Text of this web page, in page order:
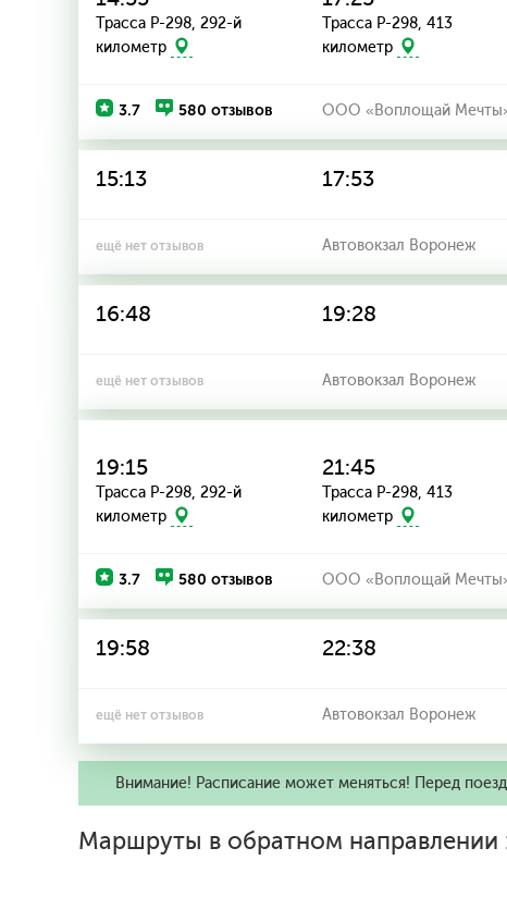
Трасса Р-298, 292-й
километр
Трасса Р-298, 413
километр
3.7 580 отзывов ООО «Воплощай
15:13 17:53
ещё нет отзывов Автовокзал Воронеж
16:48 19:28
ещё нет отзывов Автовокзал Воронеж
19:15
Трасса Р-298, 292-й
километр
21:45
Трасса Р-298, 413
километр
3.7 580 отзывов ООО «Воплощай
19:58 22:38
ещё нет отзывов Автовокзал Воронеж
Внимание! Расписание может меняться! Перед
Маршруты в обратном направлении